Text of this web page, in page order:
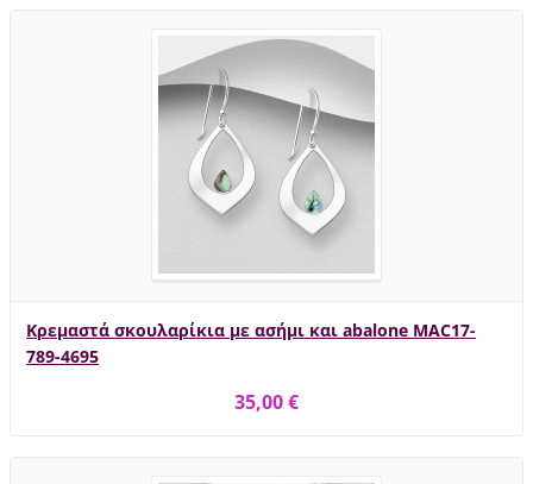
Κρεμαστά σκουλαρίκια με ασήμι και abalone MAC17-
789-4695
35,00 €